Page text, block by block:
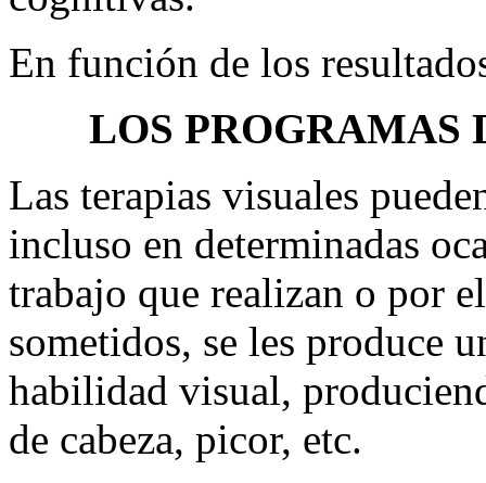
En función de los
LOS PROGRAMAS
Las terapias visuales
incluso en determinadas
trabajo que realizan o por
sometidos, se les produce
habilidad visual,
de cabeza, picor, etc.